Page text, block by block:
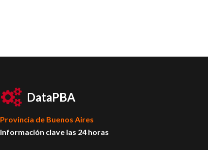
DataPBA
Provincia de Buenos Aires
Información clave las 24 horas